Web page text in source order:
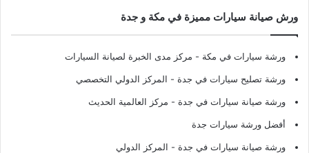
ورش صيانة سيارات مميزة في مكة و جدة
ورشة سيارات في مكة - مركز مدى الخبرة لصيانة السيارات
ورشة تصليح سيارات في جدة - المركز الدولي التخصصي
ورشة صيانة سيارات في جدة - مركز العالمية الحديث
أفضل ورشة سيارات جدة
ورشة صيانة سيارات في جدة - المركز الدولي